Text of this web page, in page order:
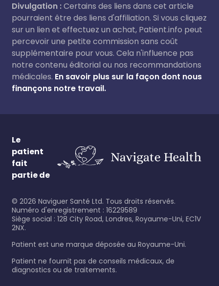
Divulgation :Certains des liens dans cet article
pourraient être des liens d'affiliation. Si vous cliquez
sur un lien et effectuez un achat, Patient.info peut
percevoir une petite commission sans coût
supplémentaire pour vous. Cela n'influence pas
notre contenu éditorial ou nos recommandations
médicales. En savoir plus sur la façon dont nous
finançons notre travail.
Le
patient
fait
partie de
© 2026 Naviguer Santé Ltd. Tous droits réservés.
Numéro d'enregistrement : 16229589
Siège social : 128 City Road, Londres, Royaume-Uni, EC1V
2NX.
Patient est une marque déposée au Royaume-Uni.
Patient ne fournit pas de conseils médicaux, de
diagnostics ou de traitements.